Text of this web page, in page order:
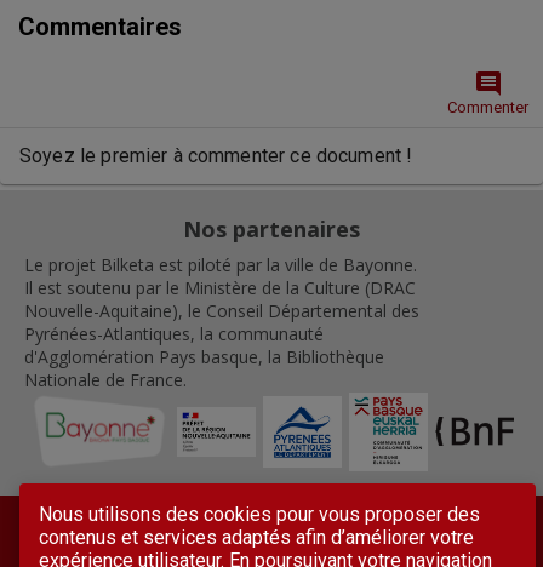
Commentaires
comment
Commenter
Soyez le premier à commenter ce document !
Nos partenaires
Le projet Bilketa est piloté par la ville de Bayonne.
Il est soutenu par le Ministère de la Culture (DRAC
Nouvelle-Aquitaine), le Conseil Départemental des
Pyrénées-Atlantiques, la communauté
d'Agglomération Pays basque, la Bibliothèque
Nationale de France.
Nous utilisons des cookies pour vous proposer des
contenus et services adaptés afin d’améliorer votre
expérience utilisateur. En poursuivant votre navigation